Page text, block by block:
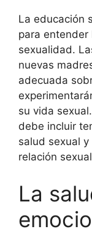
La educación
para
sexualidad.
nuevas
adecuada
su vida
debe incluir
salud sexual
relación
La